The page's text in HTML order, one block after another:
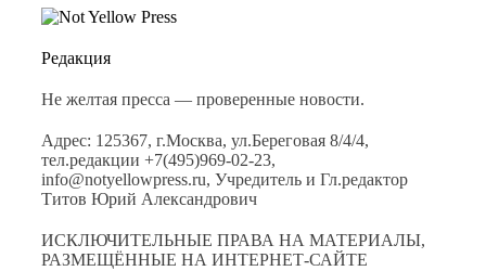
Редакция
Не желтая пресса — проверенные новости.
Адрес: 125367, г.Москва, ул.Береговая 8/4/4,
тел.редакции +7(495)969-02-23,
info@notyellowpress.ru, Учредитель и Гл.редактор
Титов Юрий Александрович
ИСКЛЮЧИТЕЛЬНЫЕ ПРАВА НА МАТЕРИАЛЫ,
РАЗМЕЩЁННЫЕ НА ИНТЕРНЕТ-САЙТЕ